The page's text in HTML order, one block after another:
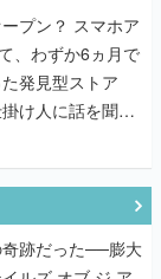
スマホア
、わずか6ヵ月で
発見型ストア
け人に話を聞い
奇跡だった──膨大